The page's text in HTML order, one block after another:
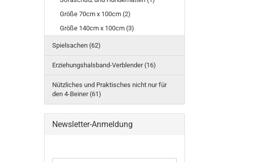
Größe 70cm x 100cm (2)
Größe 140cm x 100cm (3)
Spielsachen (62)
Erziehungshalsband-Verblender (16)
Nützliches und Praktisches nicht nur für
den 4-Beiner (61)
Newsletter-Anmeldung